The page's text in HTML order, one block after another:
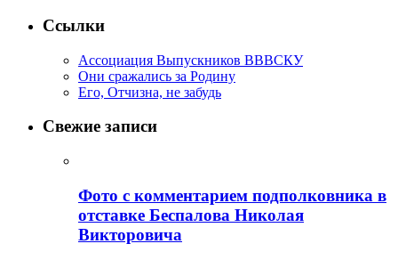
Ссылки
Ассоциация Выпускников ВВВСКУ
Они сражались за Родину
Его, Отчизна, не забудь
Свежие записи
Фото с комментарием подполковника в
отставке Беспалова Николая
Викторовича